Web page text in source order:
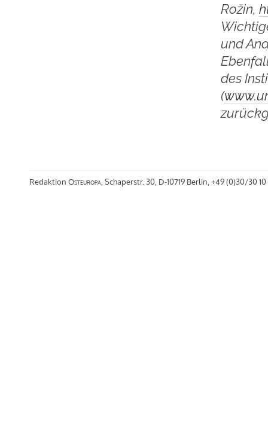
Rožin,
und
des
(
Redaktion Osteuropa , Schaperstr. 30, D-10719 Berlin, +49 (0)30/30